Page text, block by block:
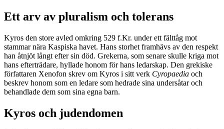
Ett arv av pluralism och tolerans
Kyros den store avled omkring 529 f.Kr. under ett fälttåg mot
stammar nära Kaspiska havet. Hans storhet framhävs av den respekt
han åtnjöt långt efter sin död. Grekerna, som senare skulle kriga mot
hans efterträdare, hyllade honom för hans ledarskap. Den grekiske
författaren Xenofon skrev om Kyros i sitt verk Cyropaedia och
beskrev honom som en ledare som hedrade sina undersåtar och
behandlade dem som sina egna barn.
Kyros och judendomen